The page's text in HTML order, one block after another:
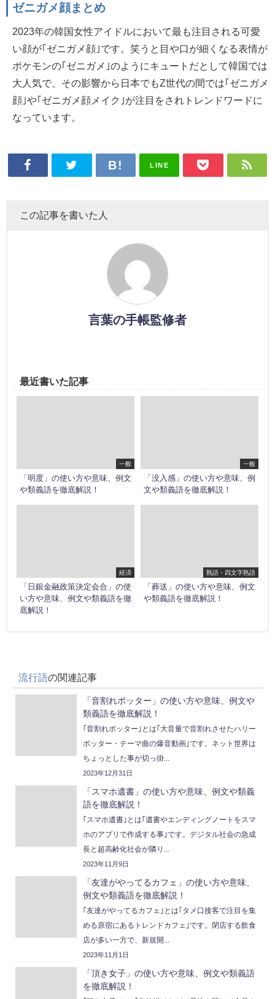
ゼニガメ顔まとめ
2023年の韓国女性アイドルにおいて最も注目される可愛
い顔が｢ゼニガメ顔｣です。笑うと目や口が細くなる表情が
ポケモンの｢ゼニガメ｣のようにキュートだとして韓国では
大人気で、その影響から日本でもZ世代の間では｢ゼニガメ
顔｣や｢ゼニガメ顔メイク｣が注目をされトレンドワードに
なっています。
LINE
この記事を書いた人
言葉の手帳監修者
最近書いた記事
一般
「明度」の使い方や意味、例文
や類義語を徹底解説！
一般
「没入感」の使い方や意味、例
文や類義語を徹底解説！
経済
「日銀金融政策決定会合」の使
い方や意味、例文や類義語を徹
底解説！
熟語・四文字熟語
「葬送」の使い方や意味、例文
や類義語を徹底解説！
流行語の関連記事
「音割れポッター」の使い方や意味、例文や
類義語を徹底解説！
｢音割れポッター｣とは｢大音量で音割れさせたハリー
ポッター・テーマ曲の爆音動画｣です。ネット世界は
ちょっとした事が切っ掛...
2023年12月31日
「スマホ遺書」の使い方や意味、例文や類義
語を徹底解説！
｢スマホ遺書｣とは｢遺書やエンディングノートをスマ
ホのアプリで作成する事｣です。デジタル社会の急成
長と超高齢化社会が隣り...
2023年11月9日
「友達がやってるカフェ」の使い方や意味、
例文や類義語を徹底解説！
｢友達がやってるカフェ｣とは｢タメ口接客で注目を集
める原宿にあるトレンドカフェ｣です。閉店する飲食
店が多い一方で、新規開...
2023年11月1日
「頂き女子」の使い方や意味、例文や類義語
を徹底解説！